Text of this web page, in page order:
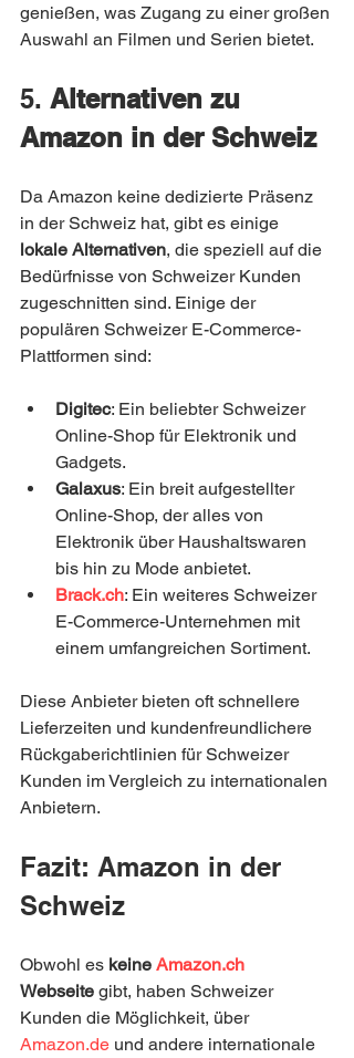
genießen, was Zugang zu einer großen
Auswahl an Filmen und Serien bietet.
5. Alternativen zu
Amazon in der Schweiz
Da Amazon keine dedizierte Präsenz
in der Schweiz hat, gibt es einige
lokale Alternativen, die speziell auf die
Bedürfnisse von Schweizer Kunden
zugeschnitten sind. Einige der
populären Schweizer E-Commerce-
Plattformen sind:
Digitec: Ein beliebter Schweizer
Online-Shop für Elektronik und
Gadgets.
Galaxus: Ein breit aufgestellter
Online-Shop, der alles von
Elektronik über Haushaltswaren
bis hin zu Mode anbietet.
Brack.ch: Ein weiteres Schweizer
E-Commerce-Unternehmen mit
einem umfangreichen Sortiment.
Diese Anbieter bieten oft schnellere
Lieferzeiten und kundenfreundlichere
Rückgaberichtlinien für Schweizer
Kunden im Vergleich zu internationalen
Anbietern.
Fazit: Amazon in der
Schweiz
Obwohl es keine Amazon.ch
Webseite gibt, haben Schweizer
Kunden die Möglichkeit, über
Amazon.de und andere internationale